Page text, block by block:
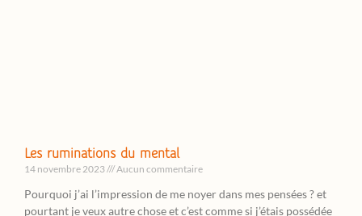
Les ruminations du mental
14 novembre 2023 Aucun commentaire
Pourquoi j’ai l’impression de me noyer dans mes pensées ? et
pourtant je veux autre chose et c’est comme si j’étais possédée